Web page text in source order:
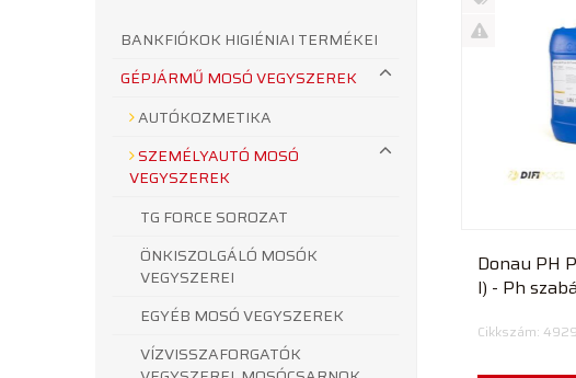
BANKFIÓKOK HIGIÉNIAI TERMÉKEI
GÉPJÁRMŰ MOSÓ VEGYSZEREK
AUTÓKOZMETIKA
SZEMÉLYAUTÓ MOSÓ
VEGYSZEREK
TG FORCE SOROZAT
ÖNKISZOLGÁLÓ MOSÓK
VEGYSZEREI
EGYÉB MOSÓ VEGYSZEREK
VÍZVISSZAFORGATÓK
termék
%
Donau PH
l) - Ph
Cikkszám: